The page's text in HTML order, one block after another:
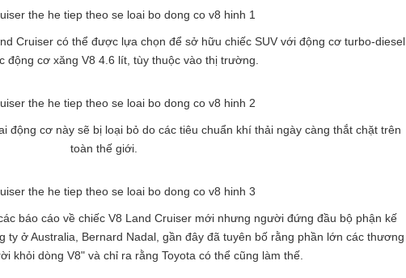
Cruiser có thể được lựa chọn để sở hữu chiếc SUV với động cơ turbo-diesel
động cơ xăng V8 4.6 lít, tùy thuộc vào thị trường.
động cơ này sẽ bị loại bỏ do các tiêu chuẩn khí thải ngày càng thắt chặt trên
toàn thế giới.
báo cáo về chiếc V8 Land Cruiser mới nhưng người đứng đầu bộ phận kế
ty ở Australia, Bernard Nadal, gần đây đã tuyên bố rằng phần lớn các thương
khỏi dòng V8" và chỉ ra rằng Toyota có thể cũng làm thế.